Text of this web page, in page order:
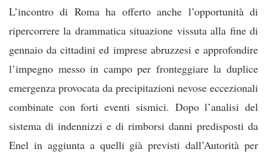
L’incontro di Roma ha offerto anche l’opportunità di
ripercorrere la drammatica situazione vissuta alla fine di
gennaio da cittadini ed imprese abruzzesi e approfondire
l’impegno messo in campo per fronteggiare la duplice
emergenza provocata da precipitazioni nevose eccezionali
combinate con forti eventi sismici. Dopo l’analisi del
sistema di indennizzi e di rimborsi danni predisposti da
Enel in aggiunta a quelli già previsti dall’Autorità per